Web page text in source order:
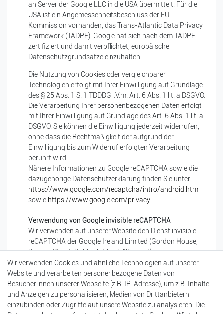
an Server der Google LLC in die USA übermittelt. Für die
USA ist ein Angemessenheitsbeschluss der EU-
Kommission vorhanden, das Trans-Atlantic Data Privacy
Framework (TADPF). Google hat sich nach dem TADPF
zertifiziert und damit verpflichtet, europäische
Datenschutzgrundsätze einzuhalten.
Die Nutzung von Cookies oder vergleichbarer
Technologien erfolgt mit Ihrer Einwilligung auf Grundlage
des § 25 Abs. 1 S. 1 TDDDG i.V.m. Art. 6 Abs. 1 lit. a DSGVO.
Die Verarbeitung Ihrer personenbezogenen Daten erfolgt
mit Ihrer Einwilligung auf Grundlage des Art. 6 Abs. 1 lit. a
DSGVO. Sie können die Einwilligung jederzeit widerrufen,
ohne dass die Rechtmäßigkeit der aufgrund der
Einwilligung bis zum Widerruf erfolgten Verarbeitung
berührt wird.
Nähere Informationen zu Google reCAPTCHA sowie die
dazugehörige Datenschutzerklärung finden Sie unter:
https://www.google.com/recaptcha/intro/android.html
sowie https://www.google.com/privacy.
Verwendung von Google invisible reCAPTCHA
Wir verwenden auf unserer Website den Dienst invisible
reCAPTCHA der Google Ireland Limited (Gordon House,
Barrow Street, Dublin 4, Irland; "Google").
Dies dient dem Zweck der Unterscheidung der Eingabe
durch einen Menschen oder durch automatisierte,
maschinelle Verarbeitung. Im Hintergrund sammelt und
analysiert Google Nutzungsdaten, die von Invisible
reCaptcha dazu verwendet werden, um reguläre Benutzer
Wir verwenden Cookies und ähnliche Technologien auf unserer
Website und verarbeiten personenbezogene Daten von
Besucher:innen unserer Webseite (z.B. IP-Adresse), um z.B. Inhalte
und Anzeigen zu personalisieren, Medien von Drittanbietern
einzubinden oder Zugriffe auf unsere Website zu analysieren. Die